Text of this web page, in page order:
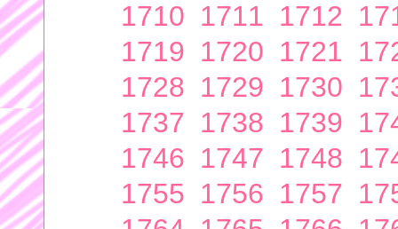
1710 1711 1712
1719 1720 1721
1728 1729 1730
1737 1738 1739
1746 1747 1748
1755 1756 1757